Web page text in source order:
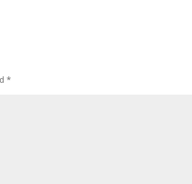
*